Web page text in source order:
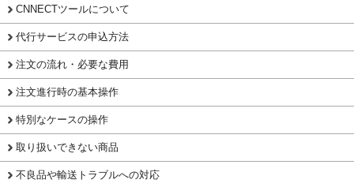
CNNECTツールについて
代行サービスの申込方法
注文の流れ・必要な費用
注文進行時の基本操作
特別なケースの操作
取り扱いできない商品
不良品や輸送トラブルへの対応